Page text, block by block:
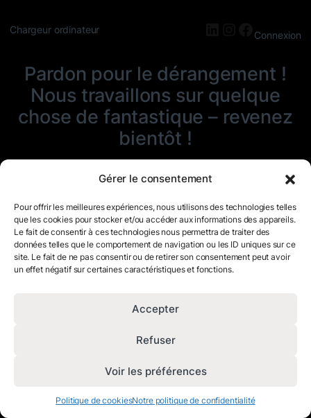
Gérer le consentement
Pour offrir les meilleures expériences, nous utilisons des technologies telles
que les cookies pour stocker et/ou accéder aux informations des appareils.
Le fait de consentir à ces technologies nous permettra de traiter des
données telles que le comportement de navigation ou les ID uniques sur ce
site. Le fait de ne pas consentir ou de retirer son consentement peut avoir
un effet négatif sur certaines caractéristiques et fonctions.
Accepter
Refuser
Voir les préférences
Politique de cookiesNotre politique de confidentialité
Chargeur ordinateur LinkedIn
Instagram
Connexion
Pardon pour le dérangement !
Nous travaillons sur quelque
chose de fantastique – revenez
bientôt !